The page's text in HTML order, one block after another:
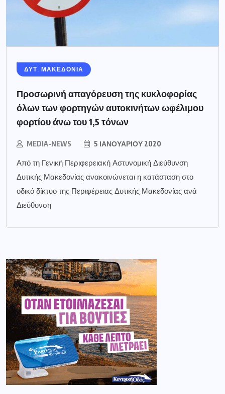
ΔΥΤ. ΜΑΚΕΔΟΝΙΑ
Προσωρινή απαγόρευση της κυκλοφορίας
όλων των φορτηγών αυτοκινήτων ωφέλιμου
φορτίου άνω του 1,5 τόνων
MEDIA-NEWS 5 ΙΑΝΟΥΑΡΊΟΥ 2020
Από τη Γενική Περιφερειακή Αστυνομική Διεύθυνση
Δυτικής Μακεδονίας ανακοινώνεται η κατάσταση στο
οδικό δίκτυο της Περιφέρειας Δυτικής Μακεδονίας ανά
Διεύθυνση